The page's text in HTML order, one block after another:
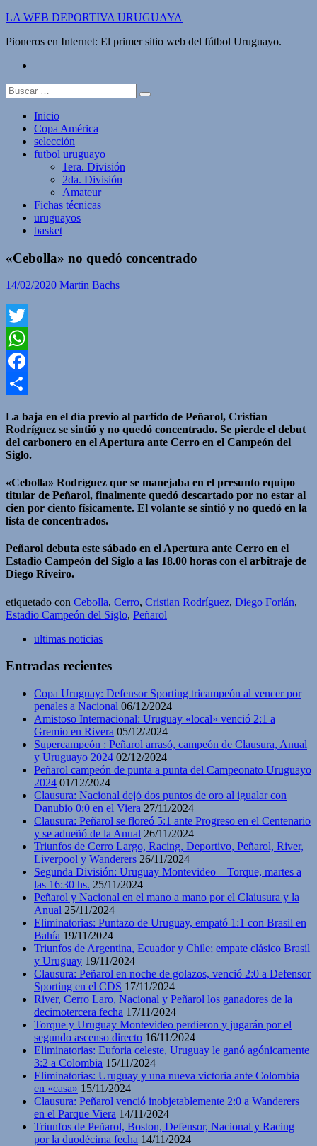
Saltar
contenido
LA WEB DEPORTIVA URUGUAYA
Pioneros en Internet: El primer sitio web del fútbol Uruguayo.
Buscar:
Inicio
Copa América
selección
futbol uruguayo
1era. División
2da. División
Amateur
Fichas técnicas
uruguayos
basket
«Cebolla» no quedó concentrado
14/02/2020 Martin Bachs
Twitter
WhatsApp
Facebook
La baja en el día previo al partido de Peñarol, Cristian
Rodríguez se sintió y no quedó concentrado. Se pierde el debut
del carbonero en el Apertura ante Cerro en el Campeón del
Siglo.
«Cebolla» Rodríguez que se manejaba en el presunto equipo
titular de Peñarol, finalmente quedó descartado por no estar al
cien por ciento físicamente. El volante se sintió y no quedó en la
lista de concentrados.
Peñarol debuta este sábado en el Apertura ante Cerro en el
Estadio Campeón del Siglo a las 18.00 horas con el arbitraje de
Diego Riveiro.
etiquetado con Cebolla, Cerro, Cristian Rodríguez, Diego Forlán,
Estadio Campeón del Siglo, Peñarol
ultimas noticias
Entradas recientes
Copa Uruguay: Defensor Sporting tricampeón al vencer por
penales a Nacional 06/12/2024
Amistoso Internacional: Uruguay «local» venció 2:1 a
Gremio en Rivera 05/12/2024
Supercampeón : Peñarol arrasó, campeón de Clausura, Anual
y Uruguayo 2024 02/12/2024
Peñarol campeón de punta a punta del Campeonato Uruguayo
2024 01/12/2024
Clausura: Nacional dejó dos puntos de oro al igualar con
Danubio 0:0 en el Viera 27/11/2024
Clausura: Peñarol se floreó 5:1 ante Progreso en el Centenario
y se adueñó de la Anual 26/11/2024
Triunfos de Cerro Largo, Racing, Deportivo, Peñarol, River,
Liverpool y Wanderers 26/11/2024
Segunda División: Uruguay Montevideo – Torque, martes a
las 16:30 hs. 25/11/2024
Peñarol y Nacional en el mano a mano por el Claiusura y la
Anual 25/11/2024
Eliminatorias: Puntazo de Uruguay, empató 1:1 con Brasil en
Bahía 19/11/2024
Triunfos de Argentina, Ecuador y Chile; empate clásico Brasil
y Uruguay 19/11/2024
Clausura: Peñarol en noche de golazos, venció 2:0 a Defensor
Sporting en el CDS 17/11/2024
River, Cerro Laro, Nacional y Peñarol los ganadores de la
decimotercera fecha 17/11/2024
Torque y Uruguay Montevideo perdieron y jugarán por el
segundo ascenso directo 16/11/2024
Eliminatorias: Euforia celeste, Uruguay le ganó agónicamente
3:2 a Colombia 15/11/2024
Eliminatorias: Uruguay y una nueva victoria ante Colombia
en «casa» 15/11/2024
Clausura: Peñarol venció inobjetablemente 2:0 a Wanderers
en el Parque Viera 14/11/2024
Triunfos de Peñarol, Boston, Defensor, Nacional y Racing
por la duodécima fecha 14/11/2024